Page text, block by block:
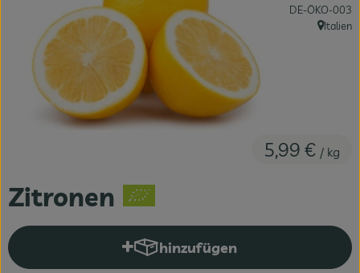
Fleisch & Fisch
Bäckerei
Vorratskammer
Süßes & Salziges
Drogerie
Zitronen
5,99 € / kg
, Kontrollstelle:
DE-ÖKO-003
,
Italien
hinzufügen
Produkt zum Warenkorb